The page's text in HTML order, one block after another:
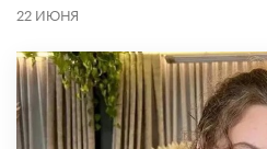
22 ИЮНЯ